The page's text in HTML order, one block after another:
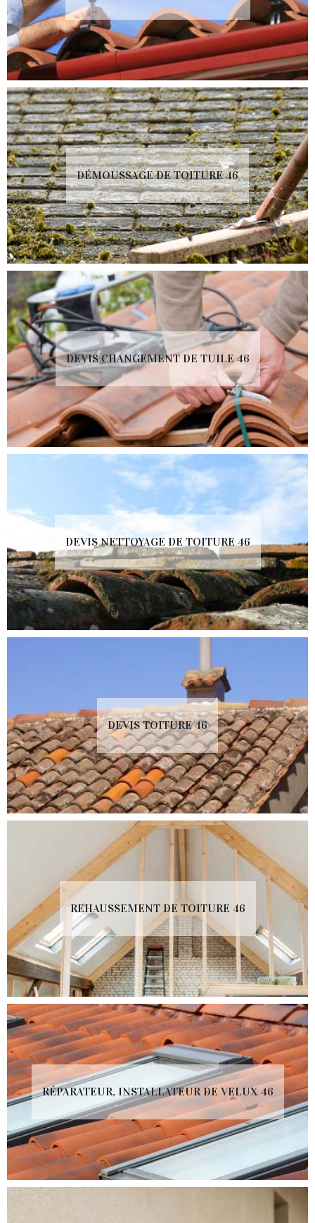
DÉMOUSSAGE DE TOITURE 46
DEVIS CHANGEMENT DE TUILE 46
DEVIS NETTOYAGE DE TOITURE 46
DEVIS TOITURE 46
REHAUSSEMENT DE TOITURE 46
RÉPARATEUR, INSTALLATEUR DE VELUX 46